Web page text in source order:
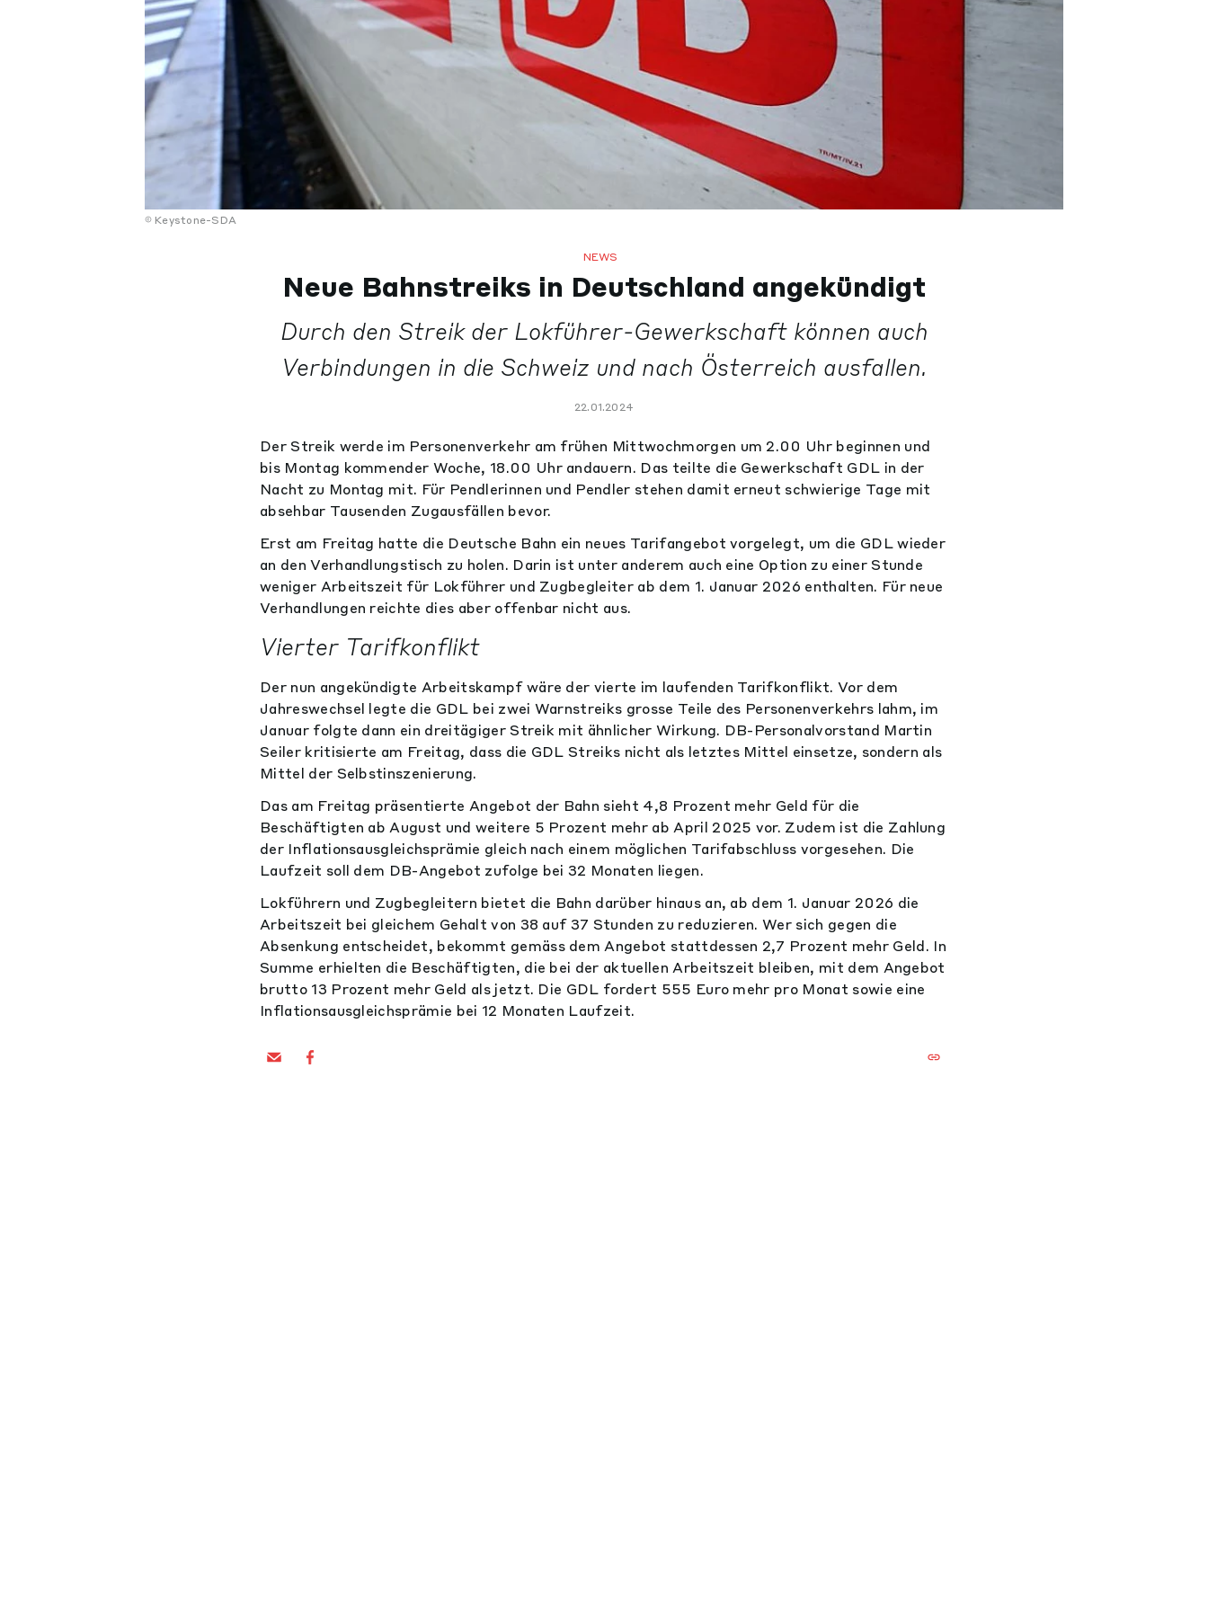
Keystone-SDA
NEWS
Neue Bahnstreiks in Deutschland angekündigt
Durch den Streik der Lokführer-Gewerkschaft können auch
Verbindungen in die Schweiz und nach Österreich ausfallen.
22.01.2024
Der Streik werde im Personenverkehr am frühen Mittwochmorgen um 2.00 Uhr beginnen und
bis Montag kommender Woche, 18.00 Uhr andauern. Das teilte die Gewerkschaft GDL in der
Nacht zu Montag mit. Für Pendlerinnen und Pendler stehen damit erneut schwierige Tage mit
absehbar Tausenden Zugausfällen bevor.
Erst am Freitag hatte die Deutsche Bahn ein neues Tarifangebot vorgelegt, um die GDL wieder
an den Verhandlungstisch zu holen. Darin ist unter anderem auch eine Option zu einer Stunde
weniger Arbeitszeit für Lokführer und Zugbegleiter ab dem 1. Januar 2026 enthalten. Für neue
Verhandlungen reichte dies aber offenbar nicht aus.
Vierter Tarifkonflikt
Der nun angekündigte Arbeitskampf wäre der vierte im laufenden Tarifkonflikt. Vor dem
Jahreswechsel legte die GDL bei zwei Warnstreiks grosse Teile des Personenverkehrs lahm, im
Januar folgte dann ein dreitägiger Streik mit ähnlicher Wirkung. DB-Personalvorstand Martin
Seiler kritisierte am Freitag, dass die GDL Streiks nicht als letztes Mittel einsetze, sondern als
Mittel der Selbstinszenierung.
Das am Freitag präsentierte Angebot der Bahn sieht 4,8 Prozent mehr Geld für die
Beschäftigten ab August und weitere 5 Prozent mehr ab April 2025 vor. Zudem ist die Zahlung
der Inflationsausgleichsprämie gleich nach einem möglichen Tarifabschluss vorgesehen. Die
Laufzeit soll dem DB-Angebot zufolge bei 32 Monaten liegen.
Lokführern und Zugbegleitern bietet die Bahn darüber hinaus an, ab dem 1. Januar 2026 die
Arbeitszeit bei gleichem Gehalt von 38 auf 37 Stunden zu reduzieren. Wer sich gegen die
Absenkung entscheidet, bekommt gemäss dem Angebot stattdessen 2,7 Prozent mehr Geld. In
Summe erhielten die Beschäftigten, die bei der aktuellen Arbeitszeit bleiben, mit dem Angebot
brutto 13 Prozent mehr Geld als jetzt. Die GDL fordert 555 Euro mehr pro Monat sowie eine
Inflationsausgleichsprämie bei 12 Monaten Laufzeit.